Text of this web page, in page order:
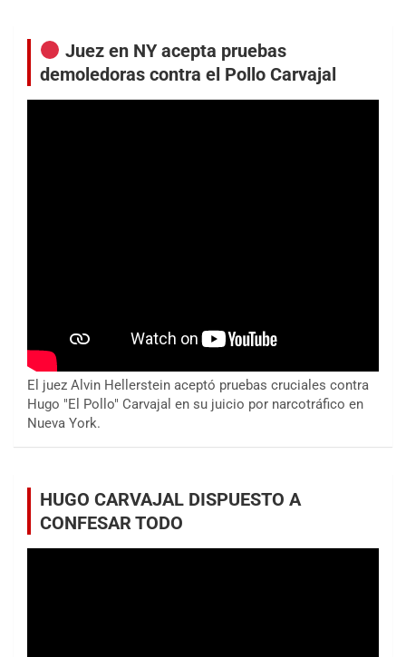
Juez en NY acepta pruebas
demoledoras contra el Pollo Carvajal
El juez Alvin Hellerstein aceptó pruebas cruciales contra
Hugo "El Pollo" Carvajal en su juicio por narcotráfico en
Nueva York.
HUGO CARVAJAL DISPUESTO A
CONFESAR TODO